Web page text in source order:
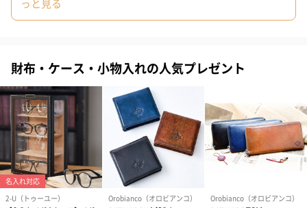
※ご自身でメッセージをご記入ください。
あり（330円）
オリジナルリボン ラッピング
っと見る
財布・ケース・小物入れの人気プレゼント